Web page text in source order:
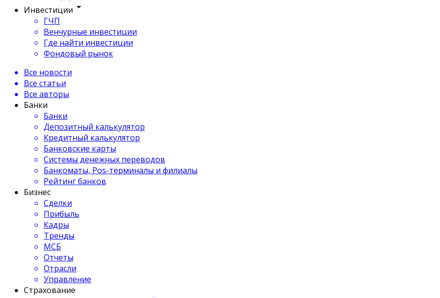
Инвестиции
ГЧП
Венчурные инвестиции
Где найти инвестиции
Фондовый рынок
Все новости
Все статьи
Все авторы
Банки
Банки
Депозитный калькулятор
Кредитный калькулятор
Банковские карты
Системы денежных переводов
Банкоматы, Pos-терминалы и филиалы
Рейтинг банков
Бизнес
Сделки
Прибыль
Кадры
Тренды
МСБ
Отчеты
Отрасли
Управление
Страхование